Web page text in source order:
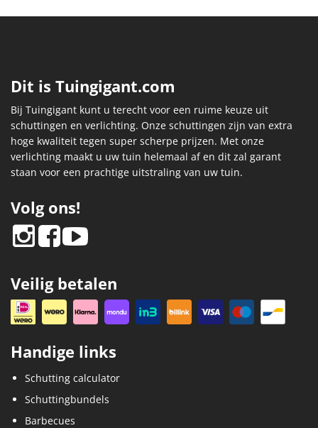
Dit is Tuingigant.com
Bij Tuingigant kunt u terecht voor een ruime keuze uit
schuttingen en verlichting. Onze schuttingen zijn van extra
hoge kwaliteit tegen super scherpe prijzen. Met onze
verlichting maakt u uw tuin helemaal af en dit zal garant
staan voor een prachtige uitstraling van uw tuin.
Volg ons!
Veilig betalen
Handige links
Schutting calculator
Schuttingbundels
Barbecues